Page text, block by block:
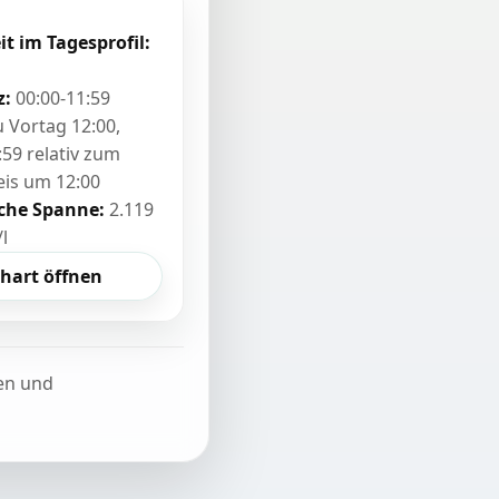
im Tagesprofil:
00:00-11:59
Vortag 12:00,
relativ zum
um 12:00
Spanne: 2.119
öffnen
und